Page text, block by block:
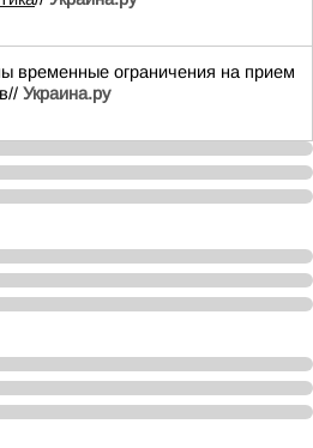
временные ограничения на прием
Украина.ру